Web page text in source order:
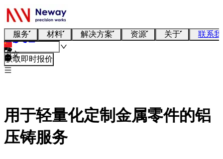
服务 材料 解决方案 资源 关于 联系
中文
获取即时报价
用于轻量化定制金属零件的铝
压铸服务